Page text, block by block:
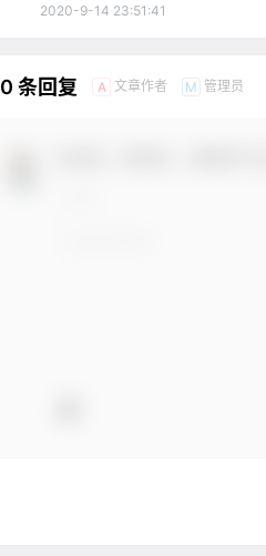
2020-9-14 23:51:41
0 条回复 A 文章作者 M 管理员